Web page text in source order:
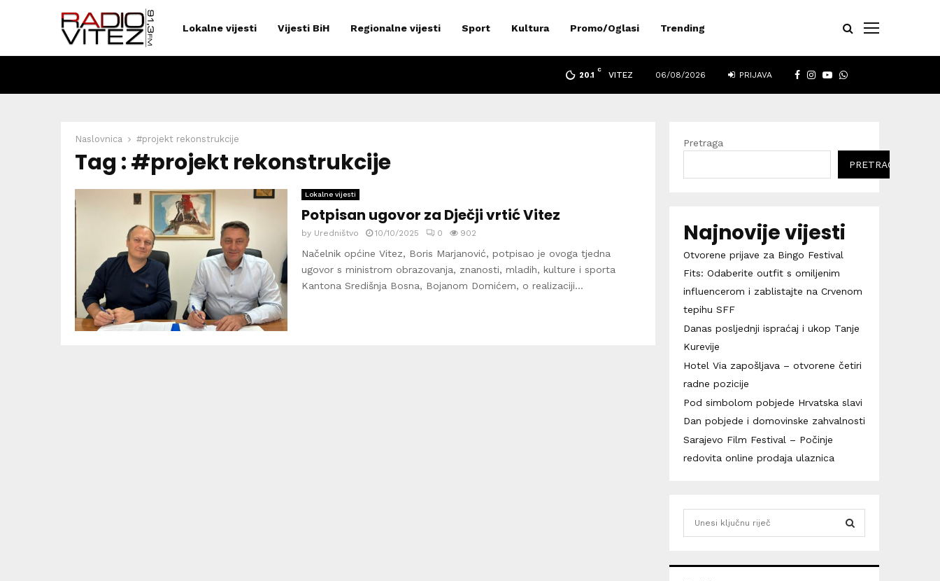
Lokalne vijesti Vijesti BiH Regionalne vijesti Sport Kultura Promo/Oglasi Trending
FACEBOOK
INSTAGRAM
YOUTUBE
WHATSAPP
20.1
C
VITEZ 06/08/2026 PRIJAVA
Naslovnica #projekt rekonstrukcije
Tag : #projekt rekonstrukcije
Lokalne vijesti
Potpisan ugovor za Dječji vrtić Vitez
by Uredništvo 10/10/2025 0 902
Načelnik općine Vitez, Boris Marjanović, potpisao je ovoga tjedna
ugovor s ministrom obrazovanja, znanosti, mladih, kulture i sporta
Kantona Središnja Bosna, Bojanom Domićem, o realizaciji...
Pretraga
PRETRAGA
Najnovije vijesti
Otvorene prijave za Bingo Festival
Fits: Odaberite outfit s omiljenim
influencerom i zablistajte na Crvenom
tepihu SFF
Danas posljednji ispraćaj i ukop Tanje
Kurevije
Hotel Via zapošljava – otvorene četiri
radne pozicije
Pod simbolom pobjede Hrvatska slavi
Dan pobjede i domovinske zahvalnosti
Sarajevo Film Festival – Počinje
redovita online prodaja ulaznica